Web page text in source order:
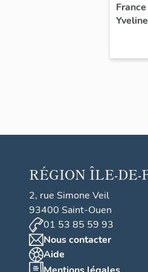
France
RÉGION ÎLE-DE-
2, rue Simone Veil
93400 Saint-Ouen
01 53 85 59 93
Nous contacter
Aide